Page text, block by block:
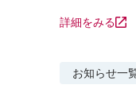
詳細をみる
お知らせ一